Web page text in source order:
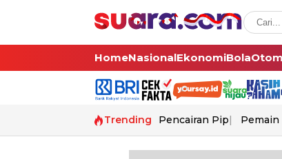
HomeNasionalEkonomiBola
Trending Pencairan Pip